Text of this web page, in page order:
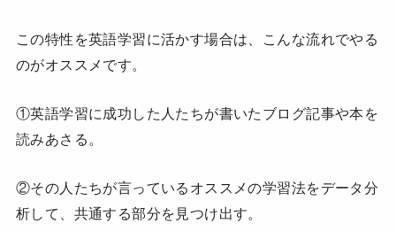
この特性を英語学習に活かす場合は、こんな流れでやる
のがオススメです。
①英語学習に成功した人たちが書いたブログ記事や本を
読みあさる。
②その人たちが言っているオススメの学習法をデータ分
析して、共通する部分を見つけ出す。